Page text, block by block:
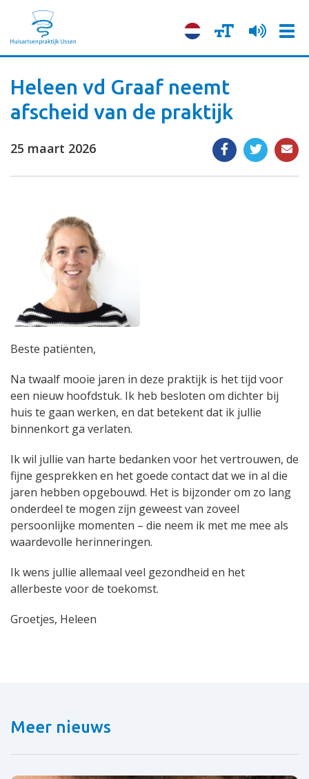
Heleen vd Graaf neemt
afscheid van de praktijk
25 maart 2026
Beste patiënten,
Na twaalf mooie jaren in deze praktijk is het tijd voor
een nieuw hoofdstuk. Ik heb besloten om dichter bij
huis te gaan werken, en dat betekent dat ik jullie
binnenkort ga verlaten.
Ik wil jullie van harte bedanken voor het vertrouwen, de
fijne gesprekken en het goede contact dat we in al die
jaren hebben opgebouwd. Het is bijzonder om zo lang
onderdeel te mogen zijn geweest van zoveel
persoonlijke momenten – die neem ik met me mee als
waardevolle herinneringen.
Ik wens jullie allemaal veel gezondheid en het
allerbeste voor de toekomst.
Groetjes, Heleen
Meer nieuws